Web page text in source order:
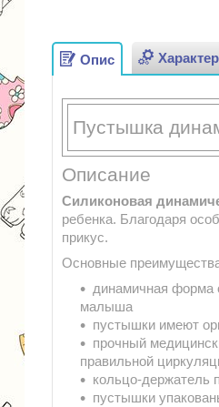
Опис
Пустышка
Описание
Силиконовая
ребенка. Благодаря
прикус.
Основные
динамичная форма
малыша
пустышки имеют
прочный
правильной
кольцо-держатель
пустышки